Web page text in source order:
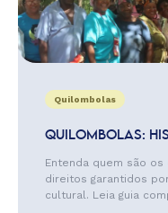
Quilombolas
QUILOMBOLAS:
Entenda quem são
direitos garantidos
cultural. Leia guia